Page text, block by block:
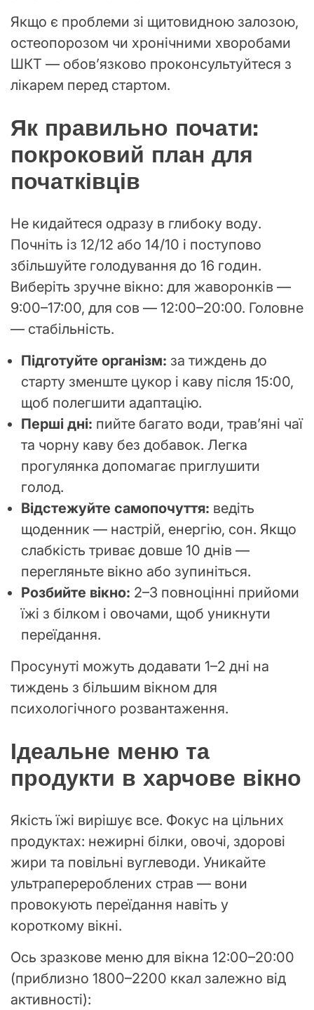
Якщо є проблеми зі щитовидною залозою,
остеопорозом чи хронічними хворобами
ШКТ — обов’язково проконсультуйтеся з
лікарем перед стартом.
Як правильно почати:
покроковий план для
початківців
Не кидайтеся одразу в глибоку воду.
Почніть із 12/12 або 14/10 і поступово
збільшуйте голодування до 16 годин.
Виберіть зручне вікно: для жаворонків —
9:00–17:00, для сов — 12:00–20:00. Головне
— стабільність.
Підготуйте організм: за тиждень до
старту зменште цукор і каву після 15:00,
щоб полегшити адаптацію.
Перші дні: пийте багато води, трав’яні чаї
та чорну каву без добавок. Легка
прогулянка допомагає приглушити
голод.
Відстежуйте самопочуття: ведіть
щоденник — настрій, енергію, сон. Якщо
слабкість триває довше 10 днів —
перегляньте вікно або зупиніться.
Розбийте вікно: 2–3 повноцінні прийоми
їжі з білком і овочами, щоб уникнути
переїдання.
Просунуті можуть додавати 1–2 дні на
тиждень з більшим вікном для
психологічного розвантаження.
Ідеальне меню та
продукти в харчове вікно
Якість їжі вирішує все. Фокус на цільних
продуктах: нежирні білки, овочі, здорові
жири та повільні вуглеводи. Уникайте
ультраперероблених страв — вони
провокують переїдання навіть у
короткому вікні.
Ось зразкове меню для вікна 12:00–20:00
(приблизно 1800–2200 ккал залежно від
активності):